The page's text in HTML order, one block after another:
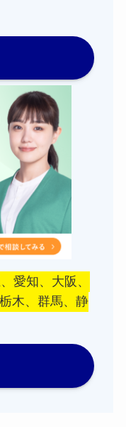
愛知、大阪、
木、群馬、静